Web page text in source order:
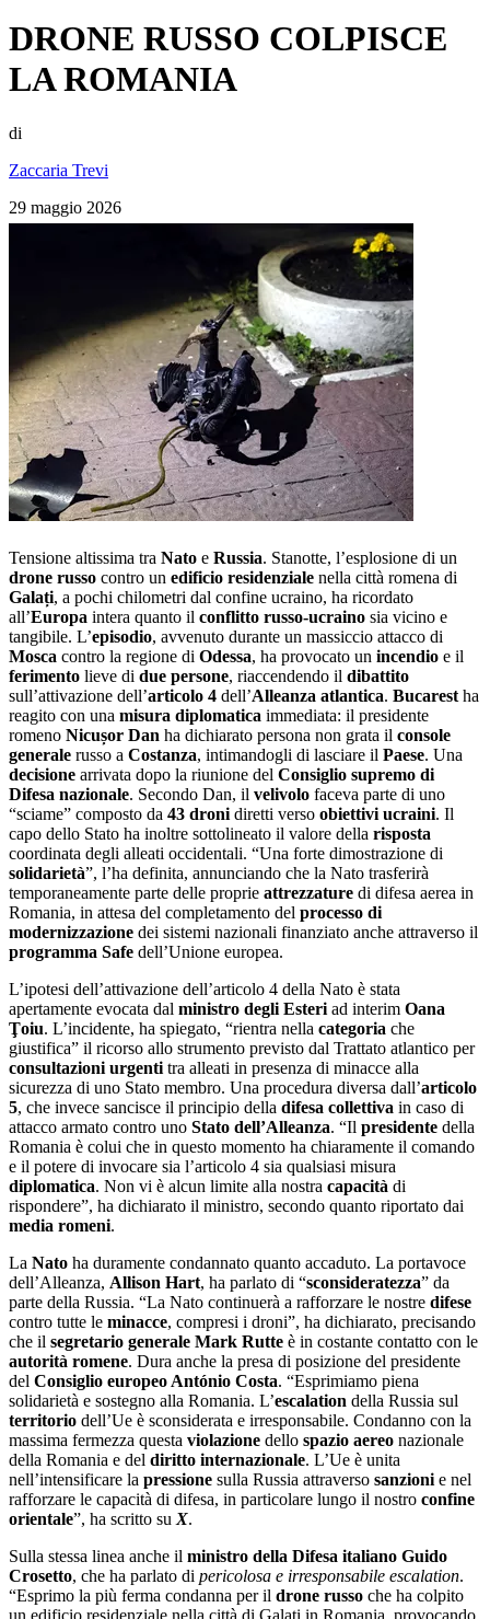
DRONE RUSSO COLPISCE
LA ROMANIA
di
Zaccaria Trevi
29 maggio 2026
Tensione altissima tra Nato e Russia. Stanotte, l’esplosione di un
drone russo contro un edificio residenziale nella città romena di
Galați, a pochi chilometri dal confine ucraino, ha ricordato
all’Europa intera quanto il conflitto russo-ucraino sia vicino e
tangibile. L’episodio, avvenuto durante un massiccio attacco di
Mosca contro la regione di Odessa, ha provocato un incendio e il
ferimento lieve di due persone, riaccendendo il dibattito
sull’attivazione dell’articolo 4 dell’Alleanza atlantica. Bucarest ha
reagito con una misura diplomatica immediata: il presidente
romeno Nicușor Dan ha dichiarato persona non grata il console
generale russo a Costanza, intimandogli di lasciare il Paese. Una
decisione arrivata dopo la riunione del Consiglio supremo di
Difesa nazionale. Secondo Dan, il velivolo faceva parte di uno
“sciame” composto da 43 droni diretti verso obiettivi ucraini. Il
capo dello Stato ha inoltre sottolineato il valore della risposta
coordinata degli alleati occidentali. “Una forte dimostrazione di
solidarietà”, l’ha definita, annunciando che la Nato trasferirà
temporaneamente parte delle proprie attrezzature di difesa aerea in
Romania, in attesa del completamento del processo di
modernizzazione dei sistemi nazionali finanziato anche attraverso il
programma Safe dell’Unione europea.
L’ipotesi dell’attivazione dell’articolo 4 della Nato è stata
apertamente evocata dal ministro degli Esteri ad interim Oana
Ţoiu. L’incidente, ha spiegato, “rientra nella categoria che
giustifica” il ricorso allo strumento previsto dal Trattato atlantico per
consultazioni urgenti tra alleati in presenza di minacce alla
sicurezza di uno Stato membro. Una procedura diversa dall’articolo
5, che invece sancisce il principio della difesa collettiva in caso di
attacco armato contro uno Stato dell’Alleanza. “Il presidente della
Romania è colui che in questo momento ha chiaramente il comando
e il potere di invocare sia l’articolo 4 sia qualsiasi misura
diplomatica. Non vi è alcun limite alla nostra capacità di
rispondere”, ha dichiarato il ministro, secondo quanto riportato dai
media romeni.
La Nato ha duramente condannato quanto accaduto. La portavoce
dell’Alleanza, Allison Hart, ha parlato di “sconsideratezza” da
parte della Russia. “La Nato continuerà a rafforzare le nostre difese
contro tutte le minacce, compresi i droni”, ha dichiarato, precisando
che il segretario generale Mark Rutte è in costante contatto con le
autorità romene. Dura anche la presa di posizione del presidente
del Consiglio europeo António Costa. “Esprimiamo piena
solidarietà e sostegno alla Romania. L’escalation della Russia sul
territorio dell’Ue è sconsiderata e irresponsabile. Condanno con la
massima fermezza questa violazione dello spazio aereo nazionale
della Romania e del diritto internazionale. L’Ue è unita
nell’intensificare la pressione sulla Russia attraverso sanzioni e nel
rafforzare le capacità di difesa, in particolare lungo il nostro confine
orientale”, ha scritto su X.
Sulla stessa linea anche il ministro della Difesa italiano Guido
Crosetto, che ha parlato di pericolosa e irresponsabile escalation.
“Esprimo la più ferma condanna per il drone russo che ha colpito
un edificio residenziale nella città di Galati in Romania, provocando